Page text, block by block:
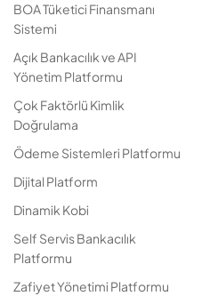
BOA Tüketici Finansmanı
Sistemi
Açık Bankacılık ve API
Yönetim Platformu
Çok Faktörlü Kimlik
Doğrulama
Ödeme Sistemleri Platformu
Dijital Platform
Dinamik Kobi
Self Servis Bankacılık
Platformu
Zafiyet Yönetimi Platformu